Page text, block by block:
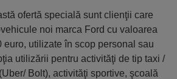
ofertă specială sunt clienţii care
noi marca Ford cu valoarea
euro, utilizate în scop personal sau
utilizării pentru activităţi de tip taxi /
Bolt), activităţi sportive, şcoală